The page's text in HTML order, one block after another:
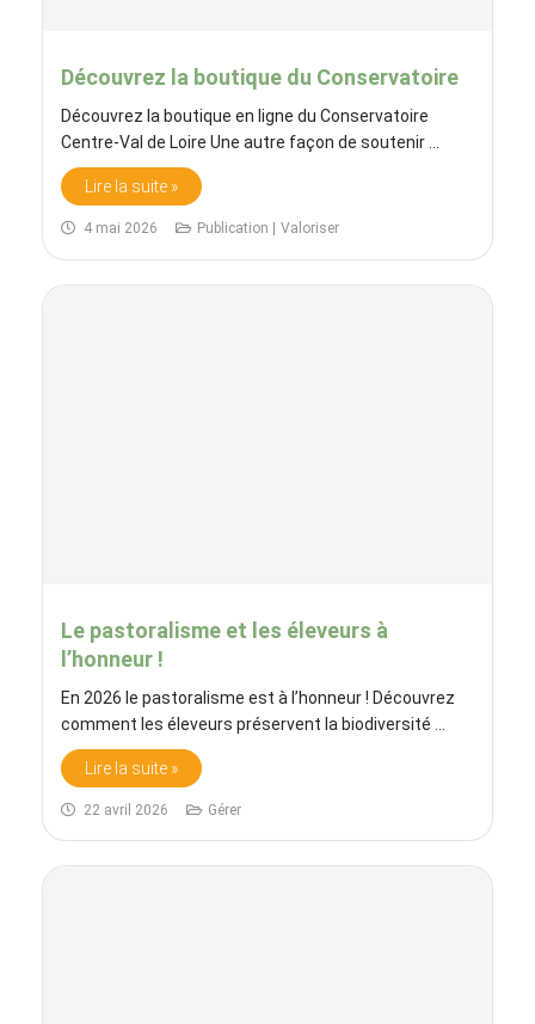
Découvrez la boutique du Conservatoire
Découvrez la boutique en ligne du Conservatoire
Centre-Val de Loire Une autre façon de soutenir ...
Lire la suite »
4 mai 2026 Publication | Valoriser
Le pastoralisme et les éleveurs à
l’honneur !
En 2026 le pastoralisme est à l’honneur ! Découvrez
comment les éleveurs préservent la biodiversité ...
Lire la suite »
22 avril 2026 Gérer